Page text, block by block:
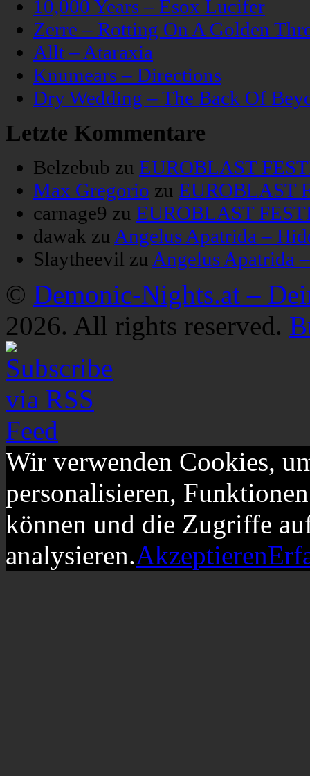
10,000 Years – Esox Lucifer
Zerre – Rotting On A Golden
Allt – Ataraxia
Knumears – Directions
Dry Wedding – The Back Of
Letzte Kommentare
Belzebub zu EUROBLAST
Max Gregorio zu EUROBLAST
carnage9 zu EUROBLAST
dawak zu Angelus Apatrida –
Slaytheevil zu Angelus Apatrida
© Demonic-Nights.at –
2026. All rights reserved.
Wir verwenden Cookies,
personalisieren,
können und die Zugriffe
analysieren.Akzeptieren